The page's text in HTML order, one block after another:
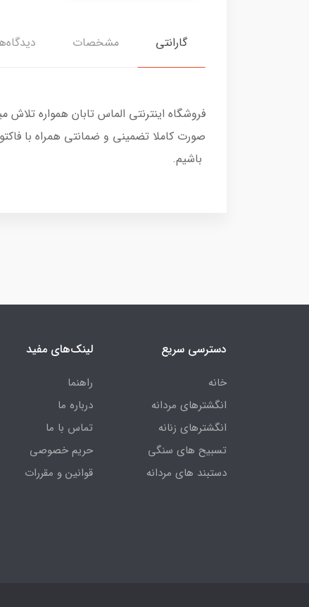
گارانتی مشخصات
فروشگاه اینترنتی الماس تابان همواره
صورت کاملا تضمینی و ضمانتی همراه با
باشیم.
دسترسی سریع
خانه
انگشترهای مردانه
انگشترهای زنانه
تسبیح های سنگی
دستبند های مردانه
لینک‌های مفید
راهنما
درباره ما
تماس با ما
حریم خصوصی
قوانین و مقررات